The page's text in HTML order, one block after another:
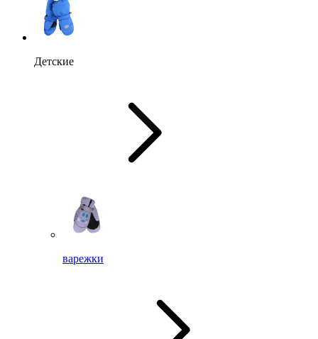
Детские
варежки